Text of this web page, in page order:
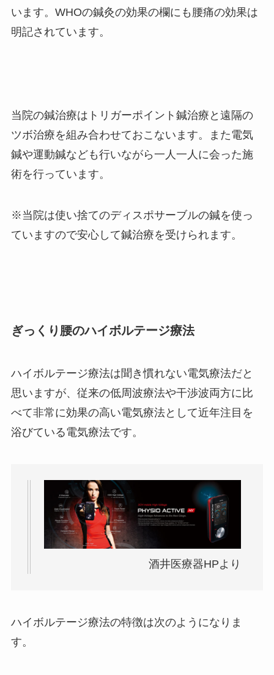
います。WHOの鍼灸の効果の欄にも腰痛の効果は
明記されています。
当院の鍼治療はトリガーポイント鍼治療と遠隔の
ツボ治療を組み合わせておこないます。また電気
鍼や運動鍼なども行いながら一人一人に会った施
術を行っています。
※当院は使い捨てのディスポサーブルの鍼を使っ
ていますので安心して鍼治療を受けられます。
ぎっくり腰のハイボルテージ療法
ハイボルテージ療法は聞き慣れない電気療法だと
思いますが、従来の低周波療法や干渉波両方に比
べて非常に効果の高い電気療法として近年注目を
浴びている電気療法です。
酒井医療器HPより
ハイボルテージ療法の特徴は次のようになりま
す。